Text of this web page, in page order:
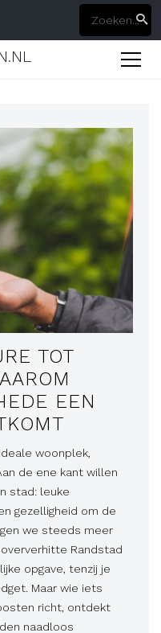
TOT
EEN
woonplek,
de ene kant willen
stad: leuke
gezelligheid om de
we steeds meer
Randstad
opgave, tenzij je
Maar wie iets
richt, ontdekt
naadloos